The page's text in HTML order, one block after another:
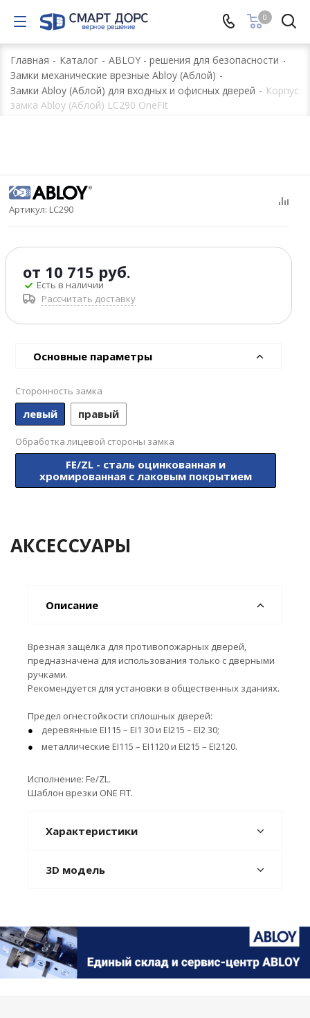
0
Главная - Каталог - ABLOY - решения для безопасности -
Замки механические врезные Abloy (Аблой) -
Замки Abloy (Аблой) для входных и офисных дверей - Корпус
замка Abloy (Аблой) LC290 OneFit
Артикул: LC290
от 10 715 руб.
Есть в наличии
Рассчитать доставку
Основные параметры
Сторонность замка
левый правый
Обработка лицевой стороны замка
FE/ZL - сталь оцинкованная и
хромированная с лаковым покрытием
АКСЕССУАРЫ
Описание
Врезная защёлка для противопожарных дверей,
предназначена для использования только с дверными
ручками.
Рекомендуется для установки в общественных зданиях.
Предел огнестойкости сплошных дверей:
деревянные EI115 – EI1 30 и EI215 – EI2 30;
металлические EI115 – EI1120 и EI215 – EI2120.
Исполнение: Fe/ZL.
Шаблон врезки ONE FIT.
Характеристики
3D модель